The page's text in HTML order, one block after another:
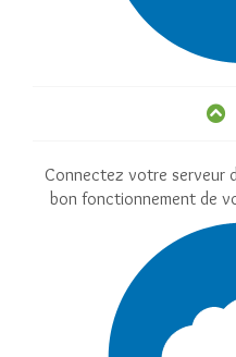
Connectez votre serveur
bon fonctionnement de